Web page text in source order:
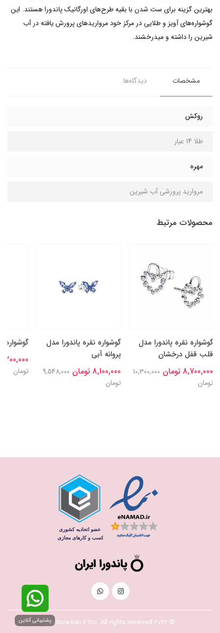
بهترین گزینه برای ست شدن با بقیه طرح‌های اورگانیک پاندورا هستند. این
گوشواره‌های آویز و طلایی در مرکز خود مرواریدهای پرورش یافته در آب
شیرین را داشته و میدرخشند.
مشخصات دیدگاه‌ها
روکش
طلا 14 عیار
مهره
مروارید پرورشی آب شیرین
محصولات مرتبط
گوشواره نقره پاندورا مدل
قلب قفل درخشان
8,700,000 تومان
10,300,000
تومان
گوشواره نقره پاندورا مدل
پروانه آبی
8,100,000 تومان
9,548,000
تومان
گوشواره
8,300,000
تومان
© 2026 Pandora-Iran.ir Inc. All rights reserved پشتیبانی آنلاین